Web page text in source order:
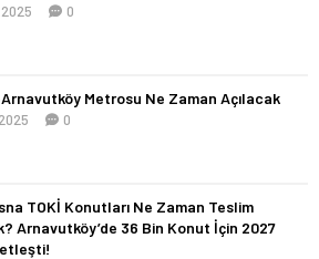
0
Metrosu Ne Zaman Açılacak
0
TOKİ Konutları Ne Zaman Teslim
Arnavutköy’de 36 Bin Konut İçin 2027